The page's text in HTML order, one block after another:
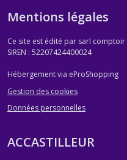
Mentions légales
Ce site est édité par sarl
SIREN : 52207424400024
Hébergement via eProShopping
Gestion des cookies
Données personnelles
ACCASTILLEUR